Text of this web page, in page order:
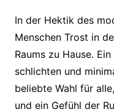
In der Hektik des
Menschen Trost in
Raums zu Hause.
schlichten und
beliebte Wahl für
und ein Gefühl der